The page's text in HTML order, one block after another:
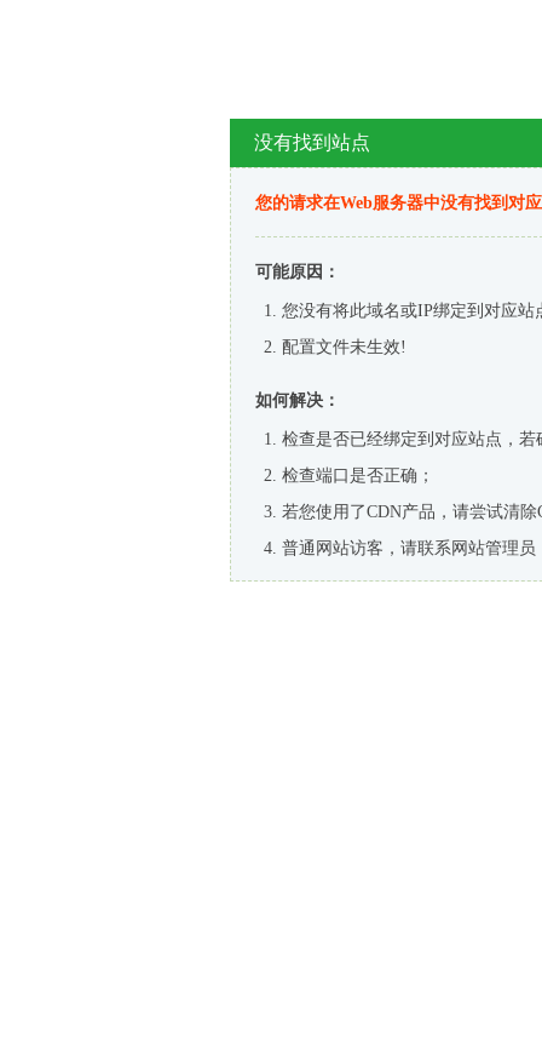
没有找到站点
您的请求在Web服务器中没有找到对
可能原因：
您没有将此域名或IP绑定到对应站
配置文件未生效!
如何解决：
检查是否已经绑定到对应站点，
检查端口是否正确；
若您使用了CDN产品，请尝试清除
普通网站访客，请联系网站管理员